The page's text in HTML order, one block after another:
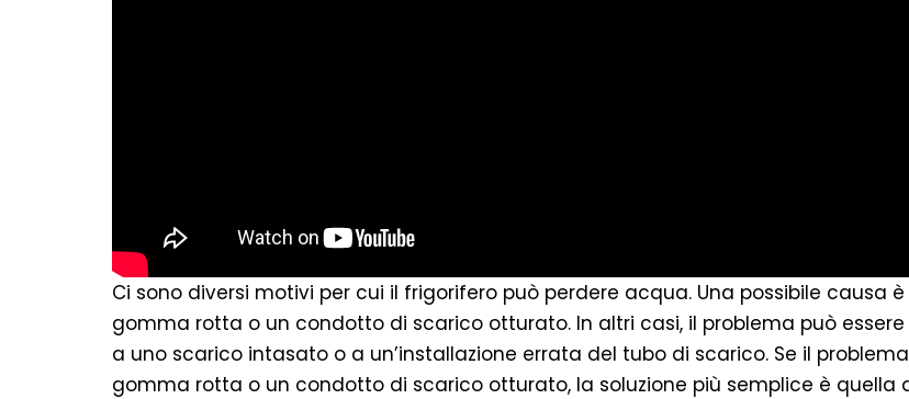
Ci sono diversi motivi per cui il frigorifero può perdere acqua. Una possibile causa
gomma rotta o un condotto di scarico otturato. In altri casi, il problema può
a uno scarico intasato o a un’installazione errata del tubo di scarico. Se il
gomma rotta o un condotto di scarico otturato, la soluzione più semplice è quella